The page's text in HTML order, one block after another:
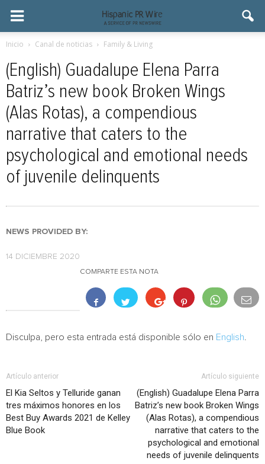
Inicio Canal de noticias Family & Living
(English) Guadalupe Elena Parra
Batriz’s new book Broken Wings
(Alas Rotas), a compendious
narrative that caters to the
psychological and emotional needs
of juvenile delinquents
NEWS PROVIDED BY:
14 DICIEMBRE 2020
COMPARTE ESTA NOTA
Disculpa, pero esta entrada está disponible sólo en English
Artículo anterior
El Kia Seltos y Telluride ganan
tres máximos honores en los
Best Buy Awards 2021 de Kelley
Blue Book
Artículo siguiente
(English) Guadalupe Elena Parra
Batriz’s new book Broken Wings
(Alas Rotas), a compendious
narrative that caters to the
psychological and emotional
needs of juvenile delinquents